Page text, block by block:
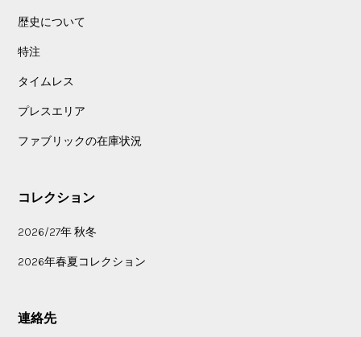
歴史について
特注
タイムレス
プレスエリア
ファブリックの在庫状況
コレクション
2026/27年 秋冬
2026年春夏コレクション
連絡先